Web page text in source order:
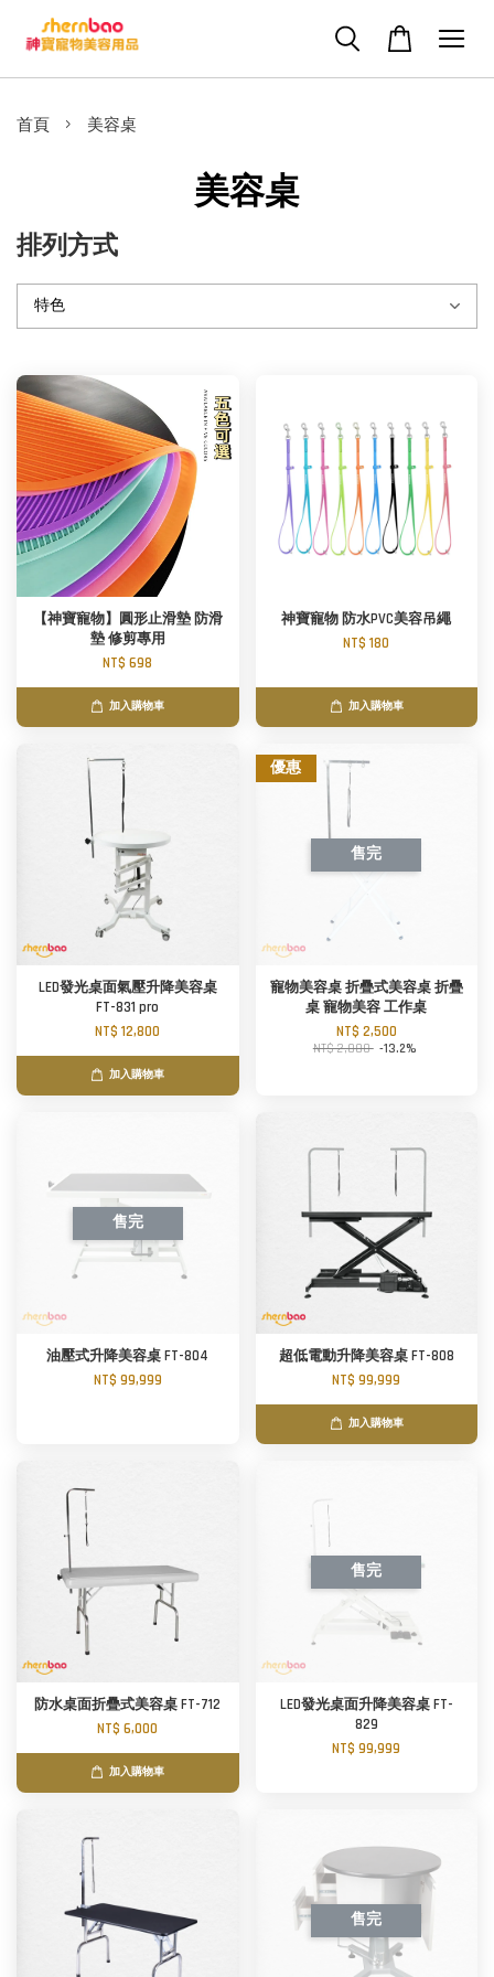
首頁 › 美容桌
美容桌
排列方式
【神寶寵物】圓形止滑墊 防滑
墊 修剪專用
NT$ 698
加入購物車
神寶寵物 防水PVC美容吊繩
NT$ 180
加入購物車
LED發光桌面氣壓升降美容桌
FT-831 pro
NT$ 12,800
加入購物車
優惠
售完
寵物美容桌 折疊式美容桌 折疊
桌 寵物美容 工作桌
NT$ 2,500
NT$ 2,880 -13.2%
售完
油壓式升降美容桌 FT-804
NT$ 99,999
超低電動升降美容桌 FT-808
NT$ 99,999
加入購物車
防水桌面折疊式美容桌 FT-712
NT$ 6,000
加入購物車
售完
LED發光桌面升降美容桌 FT-
829
NT$ 99,999
售完